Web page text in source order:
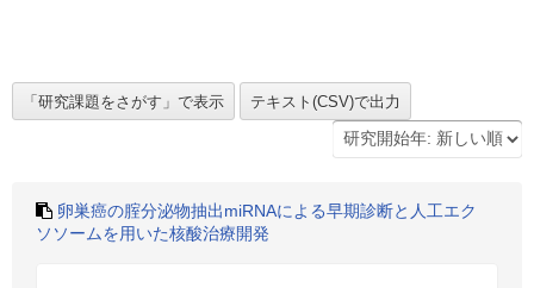
卵巣癌の腟分泌物抽出miRNAによる早期診断と人工エク
ソソームを用いた核酸治療開発